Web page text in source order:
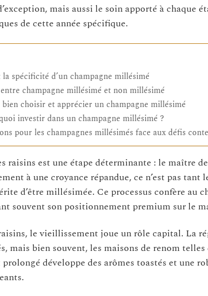
mais aussi le soin apporté à
de cette année spécifique.
spécificité d’un champagne millésimé
champagne millésimé et non millésimé
choisir et apprécier un champagne millésimé
investir dans un champagne millésimé ?
pour les champagnes millésimés face aux défis
raisins est une étape déterminante : le maître
à une croyance répandue, ce n’est pas
d’être millésimée. Ce processus confère
souvent son positionnement premium sur le
le vieillissement joue un rôle capital. La
mais bien souvent, les maisons de renom telles
développe des arômes toastés et une